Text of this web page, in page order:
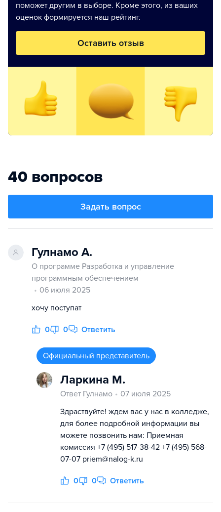
поможет другим в выборе. Кроме этого, из ваших
оценок формируется наш рейтинг.
Оставить отзыв
40 вопросов
Задать вопрос
Гулнамо А.
О программе Разработка и управление
программным обеспечением
06 июля 2025
хочу поступат
0 0 Ответить
Официальный представитель
Ларкина М.
Ответ Гулнамо
07 июля 2025
Здраствуйте! ждем вас у нас в колледже,
для более подробной информации вы
можете позвонить нам: Приемная
комиссия +7 (495) 517-38-42 +7 (495) 568-
07-07 priem@nalog-k.ru
0 0 Ответить